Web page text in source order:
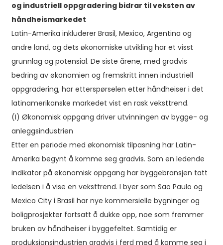
og industriell oppgradering bidrar til veksten av
håndheismarkedet
Latin-Amerika inkluderer Brasil, Mexico, Argentina og
andre land, og dets økonomiske utvikling har et visst
grunnlag og potensial. De siste årene, med gradvis
bedring av økonomien og fremskritt innen industriell
oppgradering, har etterspørselen etter håndheiser i det
latinamerikanske markedet vist en rask veksttrend.
(I) Økonomisk oppgang driver utvinningen av bygge- og
anleggsindustrien
Etter en periode med økonomisk tilpasning har Latin-
Amerika begynt å komme seg gradvis. Som en ledende
indikator på økonomisk oppgang har byggebransjen tatt
ledelsen i å vise en veksttrend. I byer som Sao Paulo og
Mexico City i Brasil har nye kommersielle bygninger og
boligprosjekter fortsatt å dukke opp, noe som fremmer
bruken av håndheiser i byggefeltet. Samtidig er
produksjonsindustrien gradvis i ferd med å komme seg i